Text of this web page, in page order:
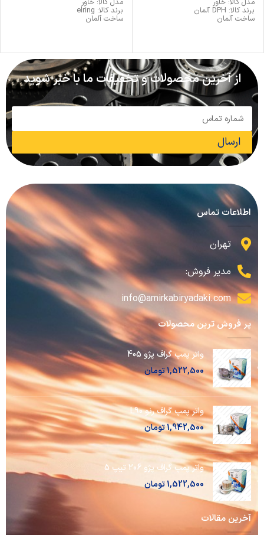
مدل کالا: خاور
برند کالا: DPH آلمان
ساخت آلمان
مدل کالا: خاور
برند کالا: elring
ساخت آلمان
از آخرین محصولات و تخفیفات ما با خبر شوید
ارسال
اطلاعات تماس
تهران
مدیر فروش:
info@amirkabiryadaki.com
پر فروش ترین محصولات
واتر پمپ گراف پژو 405
1,522,500تومان
واتر پمپ گراف رنو L90
1,942,500تومان
واتر پمپ گراف پژو 206 تیپ 5
1,522,500تومان
آخرین مقالات